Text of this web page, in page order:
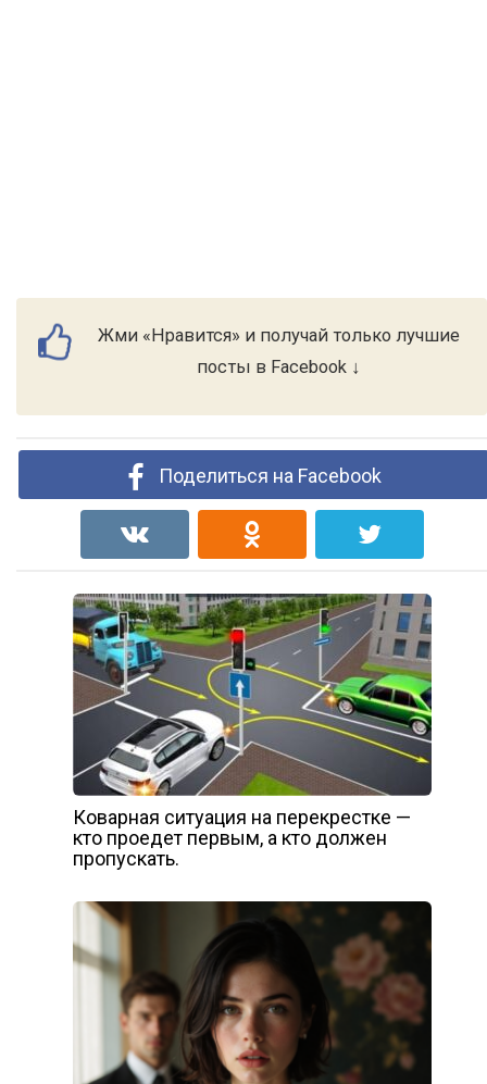
Жми «Нравится» и получай только лучшие
посты в Facebook ↓
Поделиться на Facebook
Коварная ситуация на перекрестке —
кто проедет первым, а кто должен
пропускать.